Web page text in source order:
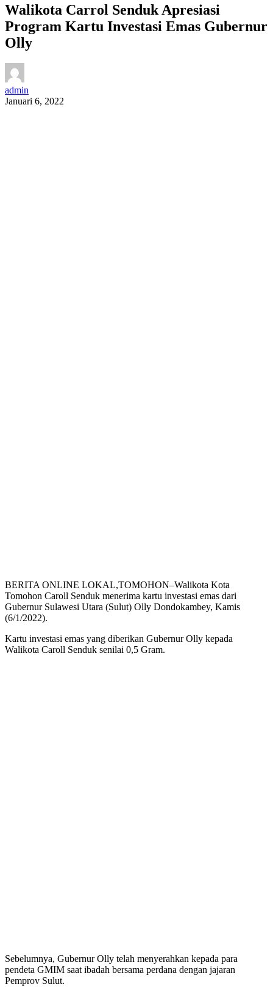
Walikota Carrol Senduk Apresiasi
Program Kartu Investasi Emas Gubernur
Olly
admin
Januari 6, 2022
BERITA ONLINE LOKAL,TOMOHON–Walikota Kota
Tomohon Caroll Senduk menerima kartu investasi emas dari
Gubernur Sulawesi Utara (Sulut) Olly Dondokambey, Kamis
(6/1/2022).
Kartu investasi emas yang diberikan Gubernur Olly kepada
Walikota Caroll Senduk senilai 0,5 Gram.
Sebelumnya, Gubernur Olly telah menyerahkan kepada para
pendeta GMIM saat ibadah bersama perdana dengan jajaran
Pemprov Sulut.